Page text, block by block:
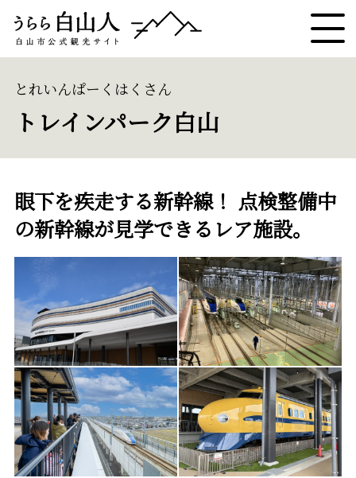
トレインパーク白山
とれいんぱーくはくさん
眼下を疾走する新幹線！ 点検整備中
の新幹線が見学できるレア施設。